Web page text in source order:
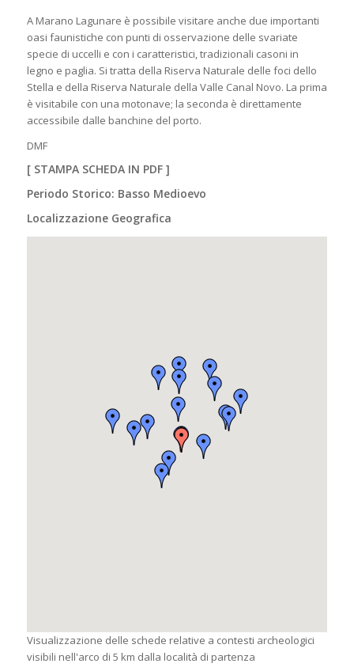
A Marano Lagunare è possibile visitare anche due importanti
oasi faunistiche con punti di osservazione delle svariate
specie di uccelli e con i caratteristici, tradizionali casoni in
legno e paglia. Si tratta della Riserva Naturale delle foci dello
Stella e della Riserva Naturale della Valle Canal Novo. La prima
è visitabile con una motonave; la seconda è direttamente
accessibile dalle banchine del porto.
DMF
[ STAMPA SCHEDA IN PDF]
Periodo Storico: Basso Medioevo
Localizzazione Geografica
Visualizzazione delle schede relative a contesti archeologici
visibili nell'arco di 5 km dalla località di partenza